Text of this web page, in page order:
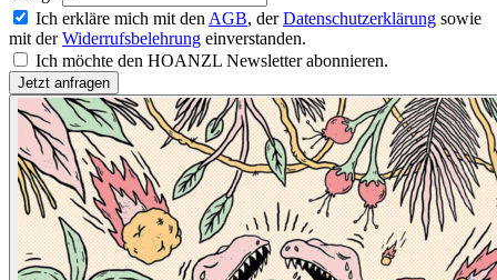
Ich erkläre mich mit den AGB, derDatenschutzerklärung sowie
mit derWiderrufsbelehrung einverstanden.
Ich möchte den HOANZL Newsletter abonnieren.